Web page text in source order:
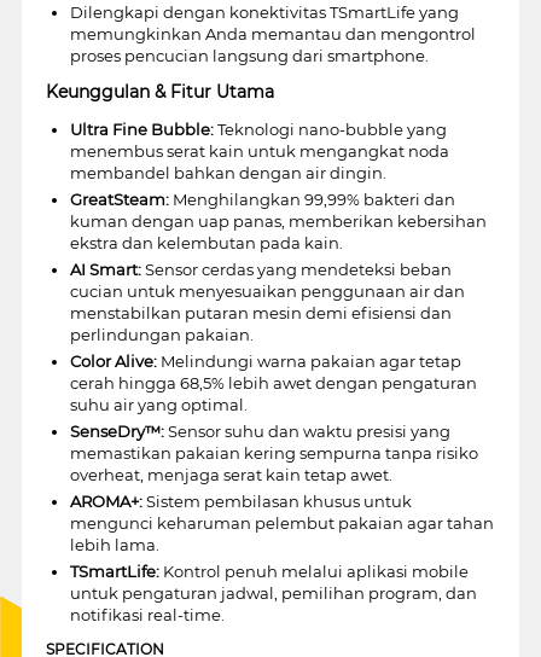
Dilengkapi dengan konektivitas TSmartLife yang
memungkinkan Anda memantau dan mengontrol
proses pencucian langsung dari smartphone.
Keunggulan & Fitur Utama
Ultra Fine Bubble:Teknologi nano-bubble yang
menembus serat kain untuk mengangkat noda
membandel bahkan dengan air dingin.
GreatSteam:Menghilangkan 99,99% bakteri dan
kuman dengan uap panas, memberikan kebersihan
ekstra dan kelembutan pada kain.
AI Smart:Sensor cerdas yang mendeteksi beban
cucian untuk menyesuaikan penggunaan air dan
menstabilkan putaran mesin demi efisiensi dan
perlindungan pakaian.
Color Alive:Melindungi warna pakaian agar tetap
cerah hingga 68,5% lebih awet dengan pengaturan
suhu air yang optimal.
SenseDry™:Sensor suhu dan waktu presisi yang
memastikan pakaian kering sempurna tanpa risiko
overheat, menjaga serat kain tetap awet.
AROMA+:Sistem pembilasan khusus untuk
mengunci keharuman pelembut pakaian agar tahan
lebih lama.
TSmartLife:Kontrol penuh melalui aplikasi mobile
untuk pengaturan jadwal, pemilihan program, dan
notifikasi real-time.
SPECIFICATION